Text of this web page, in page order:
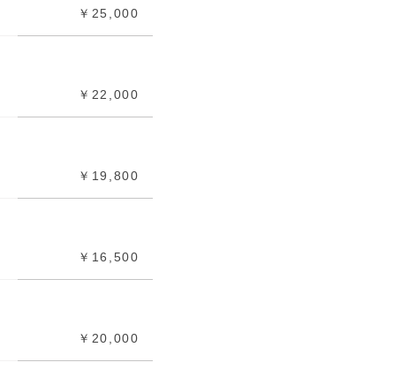
￥25,000
￥22,000
￥19,800
￥16,500
￥20,000